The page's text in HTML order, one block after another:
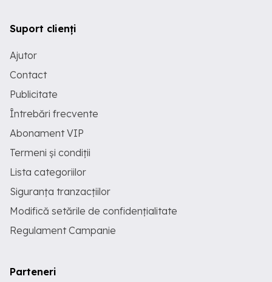
Suport clienți
Ajutor
Contact
Publicitate
Întrebări frecvente
Abonament VIP
Termeni și condiții
Lista categoriilor
Siguranța tranzacțiilor
Modifică setările de confidențialitate
Regulament Campanie
Parteneri